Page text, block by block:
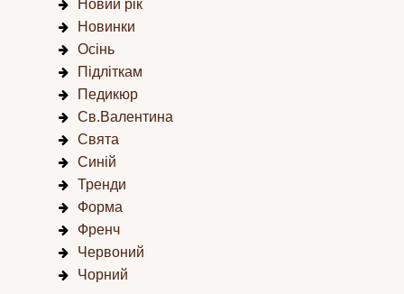
Новий рік
Новинки
Осінь
Підліткам
Педикюр
Св.Валентина
Свята
Синій
Тренди
Форма
Френч
Червоний
Чорний